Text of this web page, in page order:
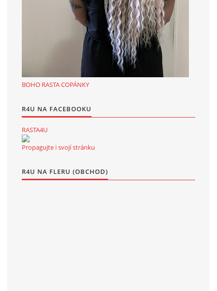
BOHO RASTA COPÁNKY
R4U NA FACEBOOKU
RASTA4U
Propagujte i svojí stránku
R4U NA FLERU (OBCHOD)